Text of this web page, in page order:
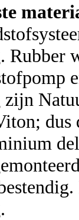
Rubber
zijn
dus